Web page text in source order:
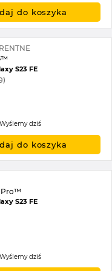
do koszyka
S23 FE
dziś
do koszyka
Pro™
S23 FE
dziś